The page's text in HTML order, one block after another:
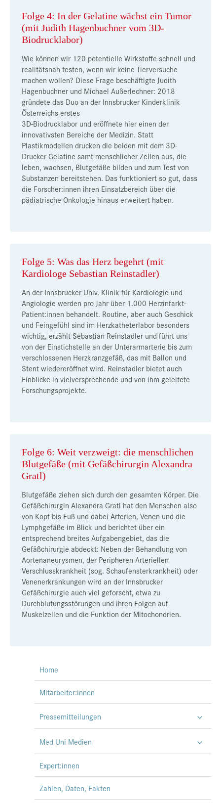
Folge 4: In der Gelatine wächst ein Tumor
(mit Judith Hagenbuchner vom 3D-
Biodrucklabor)
Wie können wir 120 potentielle Wirkstoffe schnell und
realitätsnah testen, wenn wir keine Tierversuche
machen wollen? Diese Frage beschäftigte Judith
Hagenbuchner und Michael Außerlechner: 2018
gründete das Duo an der Innsbrucker Kinderklinik
Österreichs erstes
3D-Biodrucklabor und eröffnete hier einen der
innovativsten Bereiche der Medizin. Statt
Plastikmodellen drucken die beiden mit dem 3D-
Drucker Gelatine samt menschlicher Zellen aus, die
leben, wachsen, Blutgefäße bilden und zum Test von
Substanzen bereitstehen. Das funktioniert so gut, dass
die Forscher:innen ihren Einsatzbereich über die
pädiatrische Onkologie hinaus erweitert haben.
Folge 5: Was das Herz begehrt (mit
Kardiologe Sebastian Reinstadler)
An der Innsbrucker Univ.-Klinik für Kardiologie und
Angiologie werden pro Jahr über 1.000 Herzinfarkt-
Patient:innen behandelt. Routine, aber auch Geschick
und Feingefühl sind im Herzkatheterlabor besonders
wichtig, erzählt Sebastian Reinstadler und führt uns
von der Einstichstelle an der Unterarmarterie bis zum
verschlossenen Herzkranzgefäß, das mit Ballon und
Stent wiedereröffnet wird. Reinstadler bietet auch
Einblicke in vielversprechende und von ihm geleitete
Forschungsprojekte.
Folge 6: Weit verzweigt: die menschlichen
Blutgefäße (mit Gefäßchirurgin Alexandra
Gratl)
Blutgefäße ziehen sich durch den gesamten Körper. Die
Gefäßchirurgin Alexandra Gratl hat den Menschen also
von Kopf bis Fuß und dabei Arterien, Venen und die
Lymphgefäße im Blick und berichtet über ein
entsprechend breites Aufgabengebiet, das die
Gefäßchirurgie abdeckt: Neben der Behandlung von
Aortenaneurysmen, der Peripheren Arteriellen
Verschlusskrankheit (sog. Schaufensterkrankheit) oder
Venenerkrankungen wird an der Innsbrucker
Gefäßchirurgie auch viel geforscht, etwa zu
Durchblutungsstörungen und ihren Folgen auf
Muskelzellen und die Funktion der Mitochondrien.
Home
Mitarbeiter:innen
Pressemitteilungen
Med Uni Medien
Expert:innen
Zahlen, Daten, Fakten